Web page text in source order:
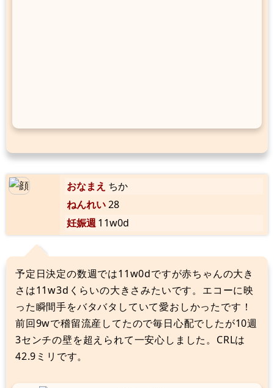
おなまえ ちか
ねんれい28
妊娠週11w0d
予定日決定の数週では11w0dですが赤ちゃんの大き
さは11w3dくらいの大きさみたいです。エコーに映
った瞬間手をバタバタしていて愛おしかったです！
前回9wで稽留流産してたので毎日心配でしたが10週
3センチの壁を超えられて一安心しました。CRLは
42.9ミリです。